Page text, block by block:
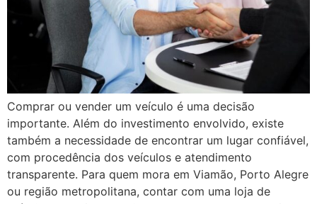
Comprar ou vender um veículo é uma decisão
importante. Além do investimento envolvido, existe
também a necessidade de encontrar um lugar confiável,
com procedência dos veículos e atendimento
transparente. Para quem mora em Viamão, Porto Alegre
ou região metropolitana, contar com uma loja de